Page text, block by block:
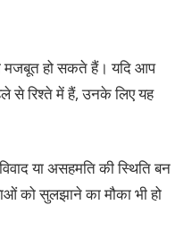
मजबूत हो सकते हैं। यदि आप
से रिश्ते में हैं, उनके लिए यह
या असहमति की स्थिति बन
को सुलझाने का मौका भी हो